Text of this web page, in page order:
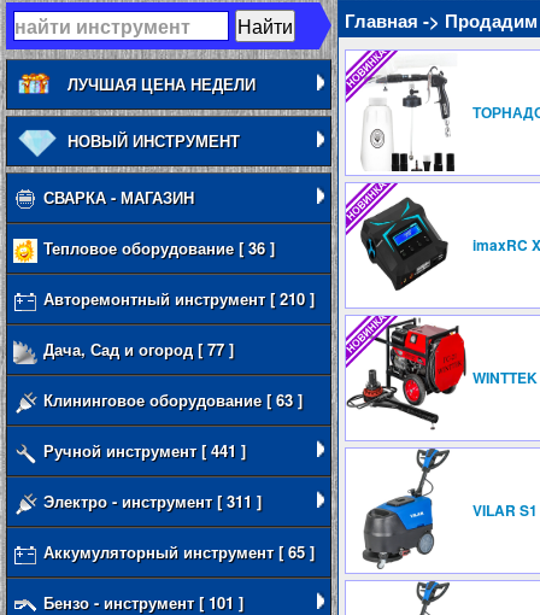
ЛУЧШАЯ ЦЕНА НЕДЕЛИ
НОВЫЙ ИНСТРУМЕНТ
СВАРКА - МАГАЗИН
Тепловое оборудование [ 36 ]
Авторемонтный инструмент [ 210 ]
Дача, Сад и огород [ 77 ]
Клининговое оборудование [ 63 ]
Ручной инструмент [ 441 ]
Электро - инструмент [ 311 ]
Аккумуляторный инструмент [ 65 ]
Бензо - инструмент [ 101 ]
Главная ->
imaxRC
VILAR S1